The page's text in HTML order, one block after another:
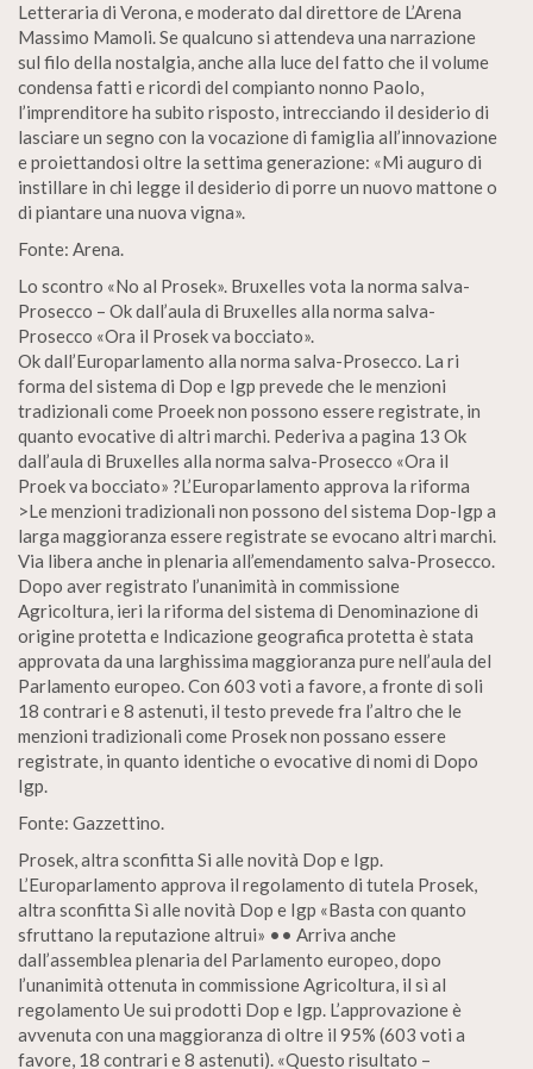
Letteraria di Verona, e moderato dal direttore de L’Arena
Massimo Mamoli. Se qualcuno si attendeva una narrazione
sul filo della nostalgia, anche alla luce del fatto che il volume
condensa fatti e ricordi del compianto nonno Paolo,
l’imprenditore ha subito risposto, intrecciando il desiderio di
lasciare un segno con la vocazione di famiglia all’innovazione
e proiettandosi oltre la settima generazione: «Mi auguro di
instillare in chi legge il desiderio di porre un nuovo mattone o
di piantare una nuova vigna».
Fonte: Arena.
Lo scontro «No al Prosek». Bruxelles vota la norma salva-
Prosecco – Ok dall’aula di Bruxelles alla norma salva-
Prosecco «Ora il Prosek va bocciato».
Ok dall’Europarlamento alla norma salva-Prosecco. La ri
forma del sistema di Dop e Igp prevede che le menzioni
tradizionali come Proeek non possono essere registrate, in
quanto evocative di altri marchi. Pederiva a pagina 13 Ok
dall’aula di Bruxelles alla norma salva-Prosecco «Ora il
Proek va bocciato» ?L’Europarlamento approva la riforma
>Le menzioni tradizionali non possono del sistema Dop-Igp a
larga maggioranza essere registrate se evocano altri marchi.
Via libera anche in plenaria all’emendamento salva-Prosecco.
Dopo aver registrato l’unanimità in commissione
Agricoltura, ieri la riforma del sistema di Denominazione di
origine protetta e Indicazione geografica protetta è stata
approvata da una larghissima maggioranza pure nell’aula del
Parlamento europeo. Con 603 voti a favore, a fronte di soli
18 contrari e 8 astenuti, il testo prevede fra l’altro che le
menzioni tradizionali come Prosek non possano essere
registrate, in quanto identiche o evocative di nomi di Dopo
Igp.
Fonte: Gazzettino.
Prosek, altra sconfitta Si alle novità Dop e Igp.
L’Europarlamento approva il regolamento di tutela Prosek,
altra sconfitta Sì alle novità Dop e Igp «Basta con quanto
sfruttano la reputazione altrui» •• Arriva anche
dall’assemblea plenaria del Parlamento europeo, dopo
l’unanimità ottenuta in commissione Agricoltura, il sì al
regolamento Ue sui prodotti Dop e Igp. L’approvazione è
avvenuta con una maggioranza di oltre il 95% (603 voti a
favore, 18 contrari e 8 astenuti). «Questo risultato –